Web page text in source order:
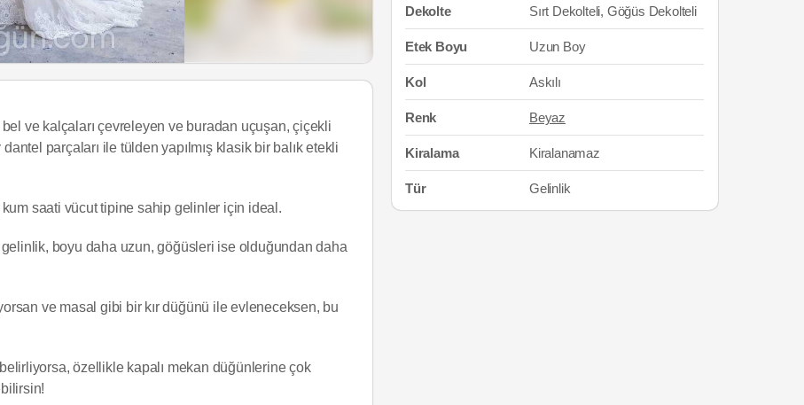
ve kalçaları çevreleyen ve buradan uçuşan, çiçekli
parçaları ile tülden yapılmış klasik bir balık etekli
saati vücut tipine sahip gelinler için ideal.
boyu daha uzun, göğüsleri ise olduğundan daha
ve masal gibi bir kır düğünü ile evleneceksen, bu
özellikle kapalı mekan düğünlerine çok
Dekolte Sırt Dekolteli, Göğüs Dekolteli
Etek Boyu Uzun Boy
Kol Askılı
Renk Beyaz
Kiralama Kiralanamaz
Tür Gelinlik